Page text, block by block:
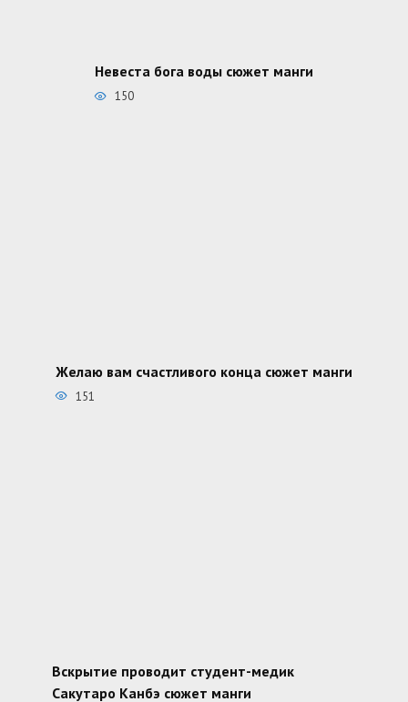
Невеста бога воды сюжет манги
150
Желаю вам счастливого конца сюжет манги
151
Вскрытие проводит студент-медик
Сакутаро Канбэ сюжет манги